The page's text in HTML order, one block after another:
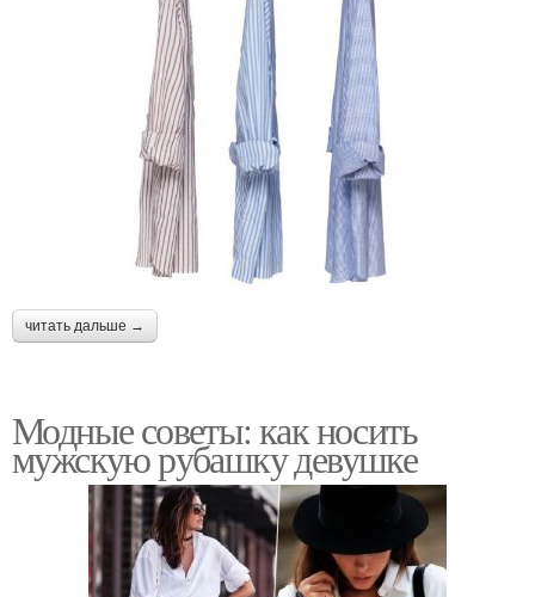
читать дальше →
Модные советы: как носить
мужскую рубашку девушке